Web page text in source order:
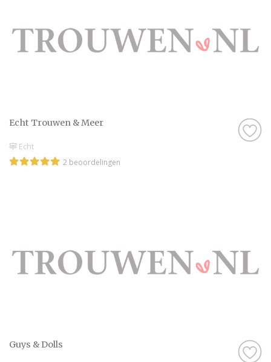
Echt Trouwen & Meer
Echt
2 beoordelingen
Guys & Dolls